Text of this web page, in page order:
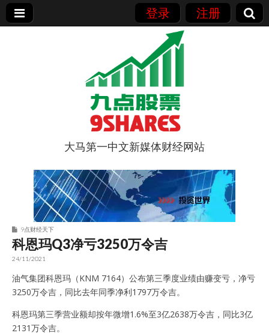
登录 注册
9点股票
大马第一中文新媒体财经网站
9点财经天下
科恩玛Q3净亏3250万令吉
24/11/2021
油气集团科恩玛（KNM 7164）公布第三季度业绩由赚变亏，净亏
3250万令吉，同比去年同季净利1797万令吉。
科恩玛第三季营业额却按年微增1.6%至3亿2638万令吉，同比3亿
2131万令吉。